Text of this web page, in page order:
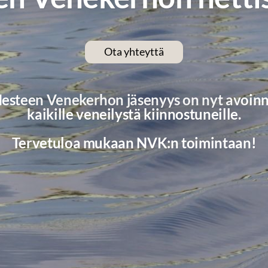
Ota yhteyttä
Venekerhon jäsenyys on nyt
kaikille veneilystä kiinnostuneille.
Tervetuloa mukaan NVK:n toimintaan!